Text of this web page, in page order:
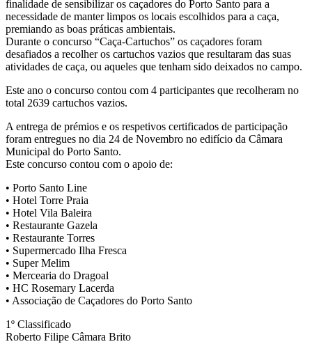
finalidade de sensibilizar os caçadores do Porto Santo para a
necessidade de manter limpos os locais escolhidos para a caça,
premiando as boas práticas ambientais.
Durante o concurso “Caça-Cartuchos” os caçadores foram
desafiados a recolher os cartuchos vazios que resultaram das suas
atividades de caça, ou aqueles que tenham sido deixados no campo.
Este ano o concurso contou com 4 participantes que recolheram no
total 2639 cartuchos vazios.
A entrega de prémios e os respetivos certificados de participação
foram entregues no dia 24 de Novembro no edifício da Câmara
Municipal do Porto Santo.
Este concurso contou com o apoio de:
• Porto Santo Line
• Hotel Torre Praia
• Hotel Vila Baleira
• Restaurante Gazela
• Restaurante Torres
• Supermercado Ilha Fresca
• Super Melim
• Mercearia do Dragoal
• HC Rosemary Lacerda
• Associação de Caçadores do Porto Santo
1º Classificado
Roberto Filipe Câmara Brito